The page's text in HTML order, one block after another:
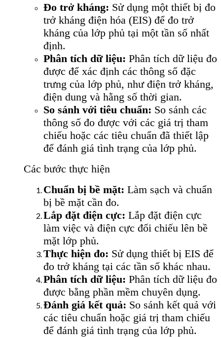
Đo trở kháng: Sử dụng một thiết bị đo
trở kháng điện hóa (EIS) để đo trở
kháng của lớp phủ tại một tần số nhất
định.
Phân tích dữ liệu: Phân tích dữ liệu đo
được để xác định các thông số đặc
trưng của lớp phủ, như điện trở kháng,
điện dung và hằng số thời gian.
So sánh với tiêu chuẩn: So sánh các
thông số đo được với các giá trị tham
chiếu hoặc các tiêu chuẩn đã thiết lập
để đánh giá tình trạng của lớp phủ.
Các bước thực hiện
Chuẩn bị bề mặt: Làm sạch và chuẩn
bị bề mặt cần đo.
Lắp đặt điện cực: Lắp đặt điện cực
làm việc và điện cực đối chiếu lên bề
mặt lớp phủ.
Thực hiện đo: Sử dụng thiết bị EIS để
đo trở kháng tại các tần số khác nhau.
Phân tích dữ liệu: Phân tích dữ liệu đo
được bằng phần mềm chuyên dụng.
Đánh giá kết quả: So sánh kết quả với
các tiêu chuẩn hoặc giá trị tham chiếu
để đánh giá tình trạng của lớp phủ.